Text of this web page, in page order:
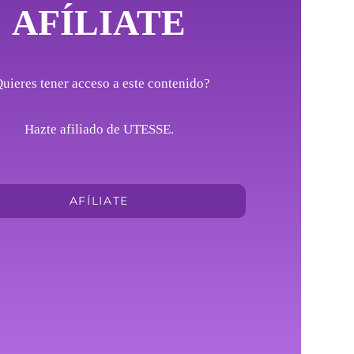
AFÍLIATE
tener acceso a este contenido?
Hazte afiliado de UTESSE.
AFÍLIATE